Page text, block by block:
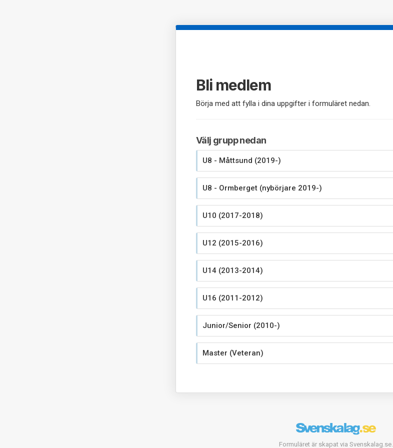
Bli medlem
Börja med att fylla i dina uppgifter i formuläret nedan.
Välj grupp nedan
U8 - Måttsund (2019-)
U8 - Ormberget (nybörjare 2019-)
U10 (2017-2018)
U12 (2015-2016)
U14 (2013-2014)
U16 (2011-2012)
Junior/Senior (2010-)
Master (Veteran)
Formuläret är skapat via Svenskalag.se.